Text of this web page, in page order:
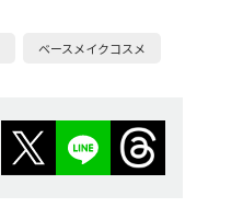
ベースメイクコスメ